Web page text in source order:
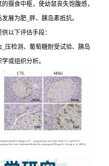
摄食中枢，使幼鼠丧失饱腹感，
展为肥_胖、胰岛素抵抗。
以下评估手段：
压检测、葡萄糖耐受试验、胰岛
或组织分析。